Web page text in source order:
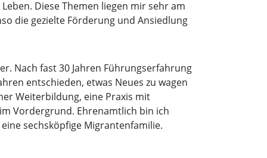
Diese Themen liegen mir sehr am
die gezielte Förderung und Ansiedlung
Nach fast 30 Jahren Führungserfahrung
entschieden, etwas Neues zu wagen
Weiterbildung, eine Praxis mit
Vordergrund. Ehrenamtlich bin ich
sechsköpfige Migrantenfamilie.